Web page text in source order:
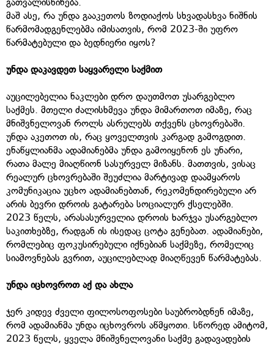
მაშ ასე, რა უნდა გააკეთოს ზოდიაქოს სხვადასხვა ნიშნის
წარმომადგენლებმა იმისათვის, რომ 2023-ში უფრო
წარმატებული და ბედნიერი იყოს?
უნდა დაკავდეთ საყვარელი საქმით
აუცილებელია ნაკლები დრო დაუთმოთ უსარგებლო
საქმეს. მთელი ძალისხმევა უნდა მიმართოთ იმაზე, რაც
მნიშვნელოვან როლს ასრულებს თქვენს ცხოვრებაში.
უნდა აკეთოთ ის, რაც ყოველთვის კარგად გამოგდით.
ენაწყლიანმა ადამიანებმა უნდა გამოიყენონ ეს უნარი,
რათა მალე მიაღწიონ სასურველ მიზანს. მათთვის, ვისაც
რეალურ ცხოვრებაში შეუძლია მარტივად დაამყაროს
კომუნიკაცია უცხო ადამიანებთან, რეკომენდირებული არ
არის ბევრი დროის გატარება სოციალურ ქსელებში.
2023 წელს, არასასურველია დროის ხარჯვა უსარგებლო
საკითხებზე, რადგან ის ისედაც ცოტა გენებათ. ადამიანები,
რომლებიც ფოკუსირებული იქნებიან საქმეზე, რომელიც
სიამოვნებას გვრით, აუცილებლად მიაღწევენ წარმატებას.
უნდა იცხოვროთ აქ და ახლა
ჯერ კიდევ ძველი ფილოსოფოსები საუბრობდნენ იმაზე,
რომ ადამიანმა უნდა იცხოვროს აწმყოთი. სწორედ ამიტომ,
2023 წელს, ყველა მნიშვნელოვანი საქმე გადავადების